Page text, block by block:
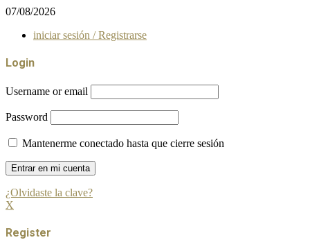
07/08/2026
iniciar sesión / Registrarse
Login
Username or email
Password
Mantenerme conectado hasta que cierre sesión
¿Olvidaste la clave?
X
Register